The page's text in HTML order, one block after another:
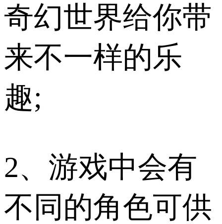
奇幻世界给你带
来不一样的乐
趣;
2、游戏中会有
不同的角色可供